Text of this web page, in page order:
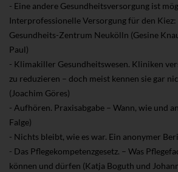
- Eine andere Gesundheitsversorgung ist
Interprofessionelle Versorgung für den Kiez:
Gesundheits-Zentrum Neukölln (Gesine
Paul)
- Klimakiller Gesundheitswesen. Kliniken
zu reduzieren – doch meist kennen sie gar
(Joachim Göres)
- Aufhören. Praxisabgabe – Wann, wie und
Falge)
- Nichts bleibt, wie es war. Ein anonymer
- Das Pflegekompetenzgesetz. – Was
können und dürfen (Katja Boguth und